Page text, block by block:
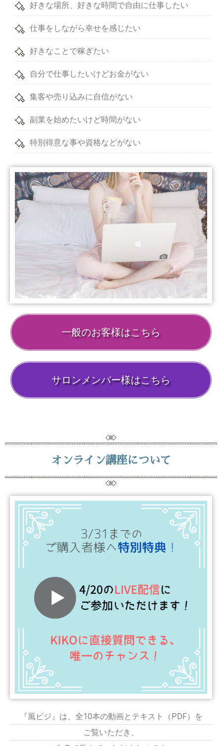
好きな場所、好きな時間で自由に仕事したい
仕事をしながら幸せを感じたい
好きなことで稼ぎたい
自分で仕事したいけどお金がない
集客や売り込みに自信がない
副業を始めたいけど時間がない
特別得意な事や資格などがない
一般のお客様はこちら
サロンメンバー様はこちら
オンライン講座について
『風ビジ』は、全10本の動画とテキスト（PDF）を
ご覧いただき、